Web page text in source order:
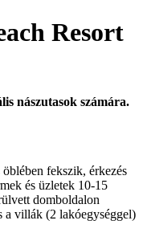
Resort
nászutasok számára.
fekszik, érkezés
és üzletek 10-15
domboldalon
a villák (2 lakóegységgel)